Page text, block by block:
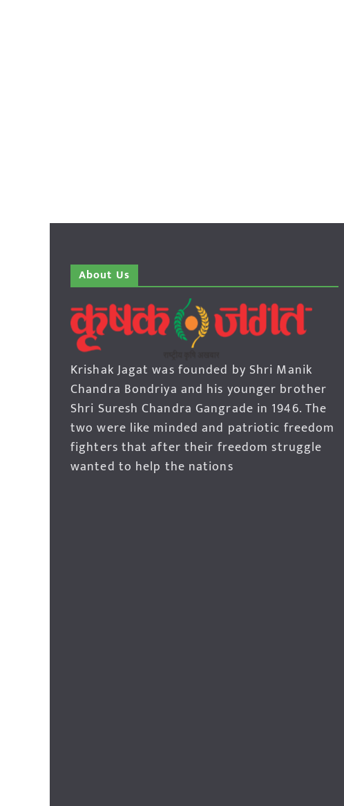
About Us
Krishak Jagat was founded by Shri Manik
Chandra Bondriya and his younger brother
Shri Suresh Chandra Gangrade in 1946. The
two were like minded and patriotic freedom
fighters that after their freedom struggle
wanted to help the nations